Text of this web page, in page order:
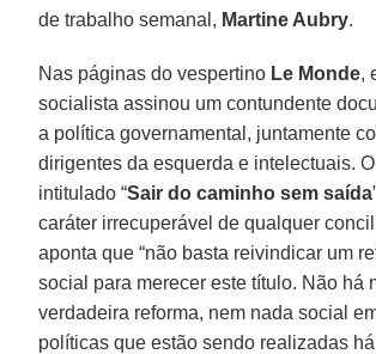
de trabalho semanal, Martine Aubry.
Nas páginas do vespertino Le Monde,
socialista assinou um contundente
a política governamental, juntamente
dirigentes da esquerda e intelectuais.
intitulado “Sair do caminho sem saída
caráter irrecuperável de qualquer
aponta que “não basta reivindicar um
social para merecer este título. Não há
verdadeira reforma, nem nada social
políticas que estão sendo realizadas